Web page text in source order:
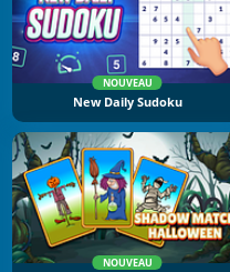
NOUVEAU
New Daily Sudoku
NOUVEAU